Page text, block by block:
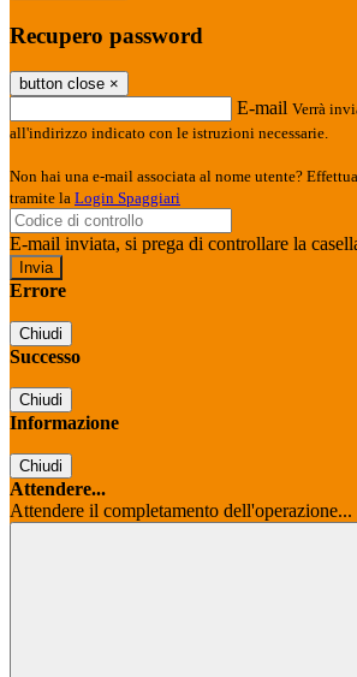
Recupero password
button close ×
E-mail Verrà
all'indirizzo indicato con le istruzioni necessarie.
Non hai una e-mail associata al nome utente?
tramite la Login Spaggiari
E-mail inviata, si prega di controllare la
Errore
Chiudi
Successo
Chiudi
Informazione
Chiudi
Attendere...
Attendere il completamento dell'operazione...